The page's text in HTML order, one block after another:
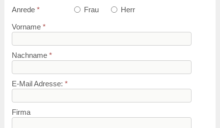
Anrede * Frau Herr
Vorname *
Nachname *
E-Mail Adresse: *
Firma